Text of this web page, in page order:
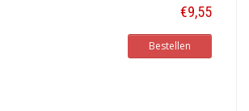
€9,55
Bestellen